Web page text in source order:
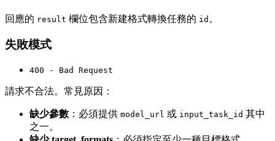
回應的 result 欄位包含新建格式轉換任務的 id 。
失敗模式
400 - Bad Request
請求不合法。常見原因：
缺少參數 ：必須提供 model_url 或 input_task_id 其中
之一。